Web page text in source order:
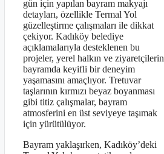
gün için yapılan bayram makyajı
detayları, özellikle Termal Yol
güzelleştirme çalışmaları ile dikkat
çekiyor. Kadıköy belediye
açıklamalarıyla desteklenen bu
projeler, yerel halkın ve ziyaretçilerin
bayramda keyifli bir deneyim
yaşamasını amaçlıyor. Tretuvar
taşlarının kırmızı beyaz boyanması
gibi titiz çalışmalar, bayram
atmosferini en üst seviyeye taşımak
için yürütülüyor.
Bayram yaklaşırken, Kadıköy’deki